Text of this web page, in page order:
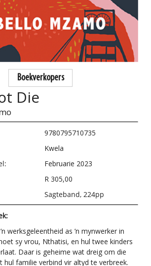
Boekverkopers
Die
9780795710735
Kwela
Februarie 2023
R 305,00
Sagteband, 224pp
werksgeleentheid as ’n mynwerker in
sy vrou, Nthatisi, en hul twee kinders
Daar is geheime wat dreig om die
hul familie verbind vir altyd te verbreek.